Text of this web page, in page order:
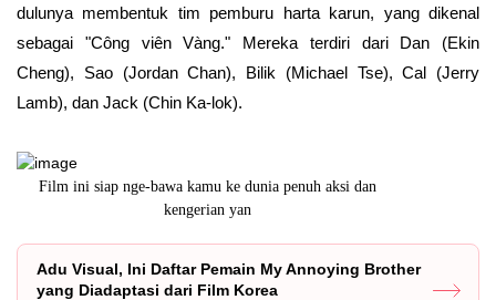
dulunya membentuk tim pemburu harta karun, yang dikenal
sebagai "Công viên Vàng." Mereka terdiri dari Dan (Ekin
Cheng), Sao (Jordan Chan), Bilik (Michael Tse), Cal (Jerry
Lamb), dan Jack (Chin Ka-lok).
Film ini siap nge-bawa kamu ke dunia penuh aksi dan
kengerian yan
Adu Visual, Ini Daftar Pemain My Annoying Brother
yang Diadaptasi dari Film Korea